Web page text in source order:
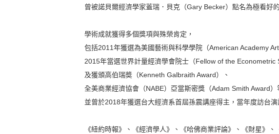
曾被諾貝爾經濟學家蓋瑞．貝克（Gary Becker）點名為極看好
學術成就獲得多個獎項與殊榮肯定，
包括2011年獲選為美國藝術與科學學院（American Academy
2015年當選世界計量經濟學會院士（Fellow of the Econometric
及獲頒高伯瑞奬（Kenneth Galbraith Award）、
全美商業經濟協會（NABE）亞當斯密獎（Adam Smith Award）
並曾於2018年獲選台大經濟系首屆孫震講座得主，當年度訪台演
《紐約時報》、《經濟學人》、《哈佛商業評論》、《財星》、